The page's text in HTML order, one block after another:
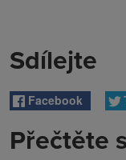
Sdílejte
Facebook
Přečtěte